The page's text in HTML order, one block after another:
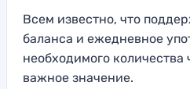
Всем известно, что
баланса и ежедневное
необходимого
важное значение.